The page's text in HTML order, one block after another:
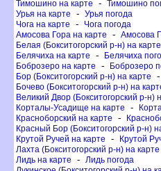
Тимошино на карте
- Тимошино
Урья на карте
- Урья погода
Чога на карте
-
Чога погода
Амосова Гора на карте
- Амосова
Белая (Бокситогорский р-н) на карте
Белячиха на карте
-
Белячиха
Боброзеро на карте
-
Боброзеро
Бор (Бокситогорский р-н) на карте
-
Бочево (Бокситогорский р-н) на
еликий Двор (Бокситогорский р-н)
Корталы-Усадище на карте
-
Красноборский на карте
-
Красный Бор (Бокситогорский р-н)
Крутой Ручей на карте
-
Крутой
Лахта (Бокситогорский р-н) на карте
Лидь на карте
-
Лидь погода